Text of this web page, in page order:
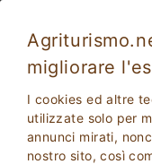
migliorare
I cookies ed altre
utilizzate solo per
annunci mirati,
nostro sito, così
LE 10